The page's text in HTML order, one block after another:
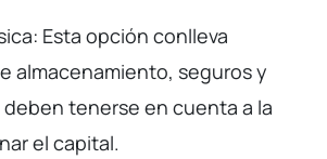
Esta opción conlleva
almacenamiento, seguros y
tenerse en cuenta a la
el capital.